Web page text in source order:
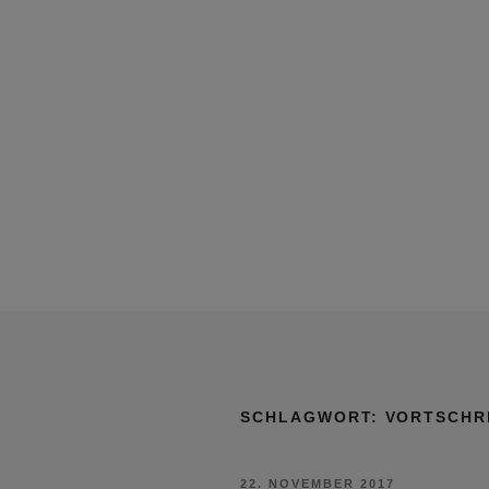
SCHLAGWORT:
VERÖFFENTLICHT
22. NOVEMBER 2017